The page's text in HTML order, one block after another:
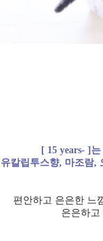
[ 15 years- ]
유칼립투스향, 마조람,
편안하고 은은한 느
은은하고